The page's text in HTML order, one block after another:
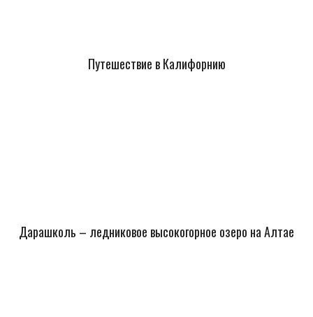
Путешествие в Калифорнию
Дарашколь – ледниковое высокогорное озеро на Алтае